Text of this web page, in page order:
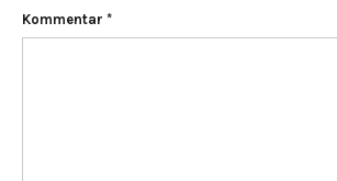
Kommentar *